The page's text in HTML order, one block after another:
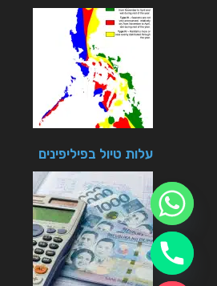
עלות טיול בפיליפינים